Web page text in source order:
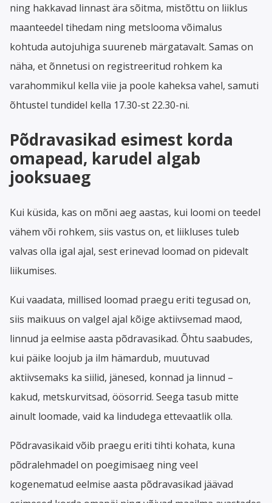
ning hakkavad linnast ära sõitma, mistõttu on liiklus
maanteedel tihedam ning metslooma võimalus
kohtuda autojuhiga suureneb märgatavalt. Samas on
näha, et õnnetusi on registreeritud rohkem ka
varahommikul kella viie ja poole kaheksa vahel, samuti
õhtustel tundidel kella 17.30-st 22.30-ni.
Põdravasikad esimest korda
omapead, karudel algab
jooksuaeg
Kui küsida, kas on mõni aeg aastas, kui loomi on teedel
vähem või rohkem, siis vastus on, et liikluses tuleb
valvas olla igal ajal, sest erinevad loomad on pidevalt
liikumises.
Kui vaadata, millised loomad praegu eriti tegusad on,
siis maikuus on valgel ajal kõige aktiivsemad maod,
linnud ja eelmise aasta põdravasikad. Õhtu saabudes,
kui päike loojub ja ilm hämardub, muutuvad
aktiivsemaks ka siilid, jänesed, konnad ja linnud –
kakud, metskurvitsad, öösorrid. Seega tasub mitte
ainult loomade, vaid ka lindudega ettevaatlik olla.
Põdravasikaid võib praegu eriti tihti kohata, kuna
põdralehmadel on poegimisaeg ning veel
kogenematud eelmise aasta põdravasikad jäävad